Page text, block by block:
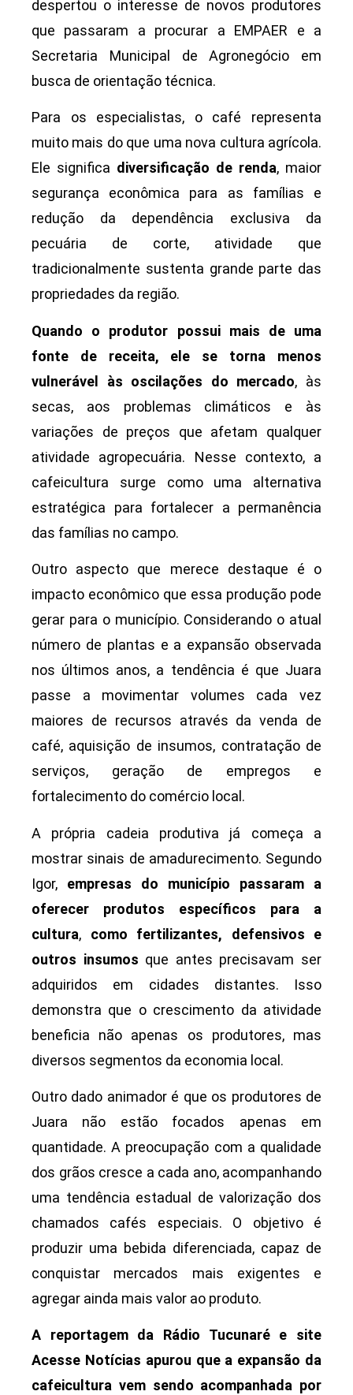
despertou o interesse de novos produtores
que passaram a procurar a EMPAER e a
Secretaria Municipal de Agronegócio em
busca de orientação técnica.
Para os especialistas, o café representa
muito mais do que uma nova cultura agrícola.
Ele significa diversificação de renda, maior
segurança econômica para as famílias e
redução da dependência exclusiva da
pecuária de corte, atividade que
tradicionalmente sustenta grande parte das
propriedades da região.
Quando o produtor possui mais de uma
fonte de receita, ele se torna menos
vulnerável às oscilações do mercado, às
secas, aos problemas climáticos e às
variações de preços que afetam qualquer
atividade agropecuária. Nesse contexto, a
cafeicultura surge como uma alternativa
estratégica para fortalecer a permanência
das famílias no campo.
Outro aspecto que merece destaque é o
impacto econômico que essa produção pode
gerar para o município. Considerando o atual
número de plantas e a expansão observada
nos últimos anos, a tendência é que Juara
passe a movimentar volumes cada vez
maiores de recursos através da venda de
café, aquisição de insumos, contratação de
serviços, geração de empregos e
fortalecimento do comércio local.
A própria cadeia produtiva já começa a
mostrar sinais de amadurecimento. Segundo
Igor, empresas do município passaram a
oferecer produtos específicos para a
cultura, como fertilizantes, defensivos e
outros insumos que antes precisavam ser
adquiridos em cidades distantes. Isso
demonstra que o crescimento da atividade
beneficia não apenas os produtores, mas
diversos segmentos da economia local.
Outro dado animador é que os produtores de
Juara não estão focados apenas em
quantidade. A preocupação com a qualidade
dos grãos cresce a cada ano, acompanhando
uma tendência estadual de valorização dos
chamados cafés especiais. O objetivo é
produzir uma bebida diferenciada, capaz de
conquistar mercados mais exigentes e
agregar ainda mais valor ao produto.
A reportagem da Rádio Tucunaré e site
Acesse Notícias apurou que a expansão da
cafeicultura vem sendo acompanhada por